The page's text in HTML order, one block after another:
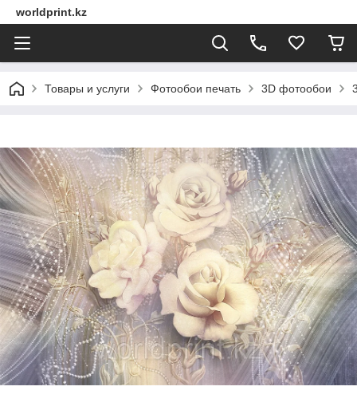
worldprint.kz
Товары и услуги Фотообои печать 3D фотообои